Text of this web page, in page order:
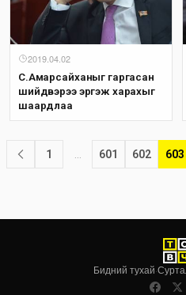
2019.04.02
С.Амарсайханыг гаргасан
шийдвэрээ эргэж харахыг
шаардлаа
1 … 601 602 603
Бидний тухай·